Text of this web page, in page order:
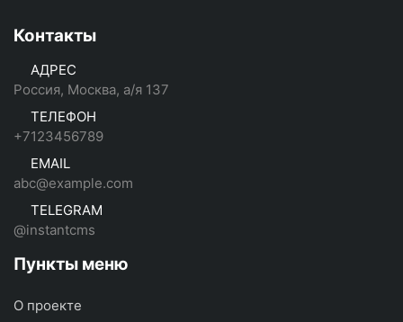
Контакты
АДРЕС
Россия, Москва, а/я 137
ТЕЛЕФОН
+7123456789
EMAIL
abc@example.com
TELEGRAM
@instantcms
Пункты меню
О проекте